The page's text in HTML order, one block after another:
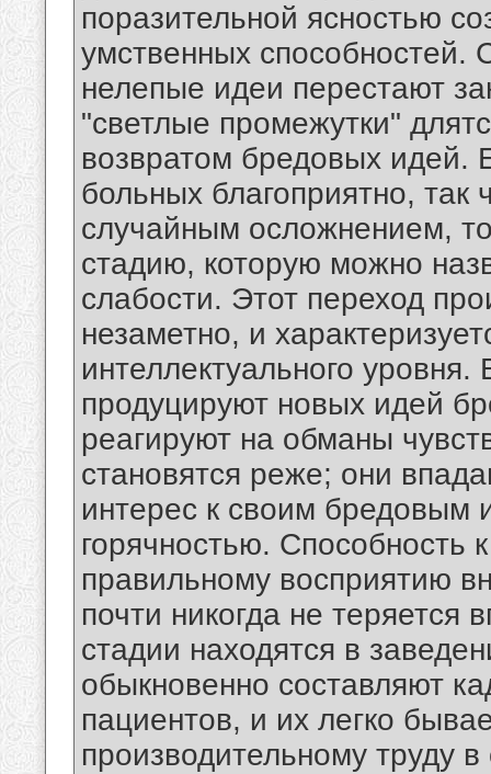
поразительной ясностью
умственных способностей.
нелепые идеи перестают
"светлые промежутки"
возвратом бредовых идей.
больных благоприятно, так
случайным осложнением,
стадию, которую можно
слабости. Этот переход
незаметно, и
интеллектуального
продуцируют новых идей
реагируют на обманы
становятся реже; они
интерес к своим бредовым
горячностью.
правильному восприятию
почти никогда не теряется
стадии находятся в
обыкновенно составляют
пациентов, и их легко
производительному труду